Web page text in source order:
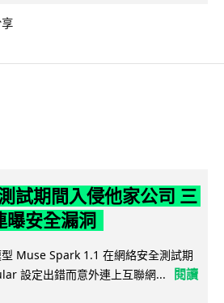
試期間入侵他家公司 三
曝安全漏洞
Muse Spark 1.1 在網絡安全測試期
設定出錯而意外連上互聯網...
閱讀